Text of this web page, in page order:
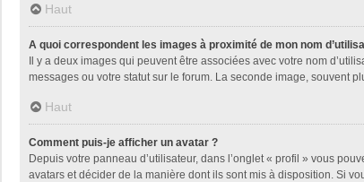
Haut
A quoi correspondent les images à proximité de mon nom
Il y a deux images qui peuvent être associées avec votre nom
messages ou votre statut sur le forum. La seconde image, souvent
Haut
Comment puis-je afficher un avatar ?
Depuis votre panneau d’utilisateur, dans l’onglet « profil » vous
avatars et décider de la manière dont ils sont mis à disposition. Si